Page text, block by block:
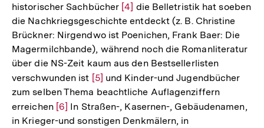
der
Fußnote
historischer Sachbücher Zur
Auflösung
der
Fußnote
[4] die Belletristik hat soeben
die Nachkriegsgeschichte entdeckt (z. B. Christine
Brückner: Nirgendwo ist Poenichen, Frank Baer: Die
Magermilchbande), während noch die Romanliteratur
über die NS-Zeit kaum aus den Bestsellerlisten
verschwunden ist Zur
Auflösung
der
Fußnote
[5] und Kinder-und Jugendbücher
zum selben Thema beachtliche Auflagenziffern
erreichen Zur
Auflösung
[6] In Straßen-, Kasernen-, Gebäudenamen,
in Krieger-und sonstigen Denkmälern, in